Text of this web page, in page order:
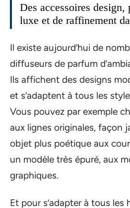
Des accessoires design,
luxe et de raffinement
Il existe aujourd’hui de
diffuseurs de parfum
Ils affichent des designs
et s’adaptent à tous les
Vous pouvez par exemple
aux lignes originales, façon
objet plus poétique aux
un modèle très épuré, aux
graphiques.
Et pour s’adapter à tous les